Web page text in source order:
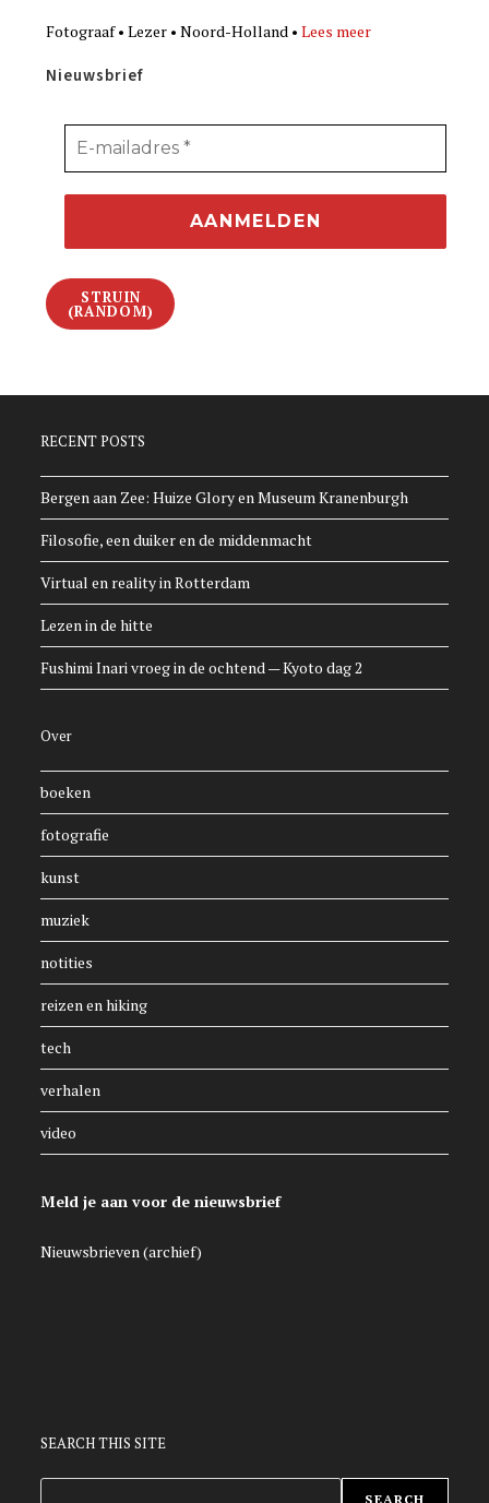
Fotograaf • Lezer • Noord-Holland •Lees meer
Nieuwsbrief
STRUIN
(RANDOM)
RECENT POSTS
Bergen aan Zee: Huize Glory en Museum Kranenburgh
Filosofie, een duiker en de middenmacht
Virtual en reality in Rotterdam
Lezen in de hitte
Fushimi Inari vroeg in de ochtend — Kyoto dag 2
Over
boeken
fotografie
kunst
muziek
notities
reizen en hiking
tech
verhalen
video
Meld je aan voor de nieuwsbrief
Nieuwsbrieven (archief)
SEARCH THIS SITE
SEARCH